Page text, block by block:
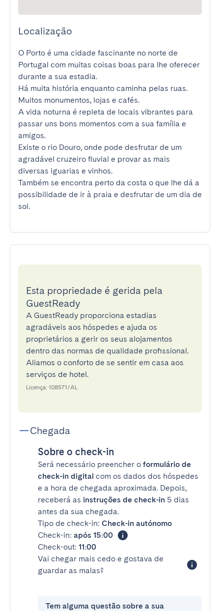
Localização
O Porto é uma cidade fascinante no norte de
Portugal com muitas coisas boas para lhe oferecer
durante a sua estadia.
Há muita história enquanto caminha pelas ruas.
Muitos monumentos, lojas e cafés.
A vida noturna é repleta de locais vibrantes para
passar uns bons momentos com a sua família e
amigos.
Existe o rio Douro, onde pode desfrutar de um
agradável cruzeiro fluvial e provar as mais
diversas iguarias e vinhos.
Também se encontra perto da costa o que lhe dá a
possibilidade de ir à praia e desfrutar de um dia de
sol.
Esta propriedade é gerida pela
GuestReady
A GuestReady proporciona estadias
agradáveis aos hóspedes e ajuda os
proprietários a gerir os seus alojamentos
dentro das normas de qualidade profissional.
Aliamos o conforto de se sentir em casa aos
serviços de hotel.
Licença: 108571/AL
Chegada
Sobre o check-in
Será necessário preencher o formulário de
check-in digital com os dados dos hóspedes
e a hora de chegada aproximada. Depois,
receberá as instruções de check-in 5 dias
antes da sua chegada.
Tipo de check-in: Check-in autónomo
Check-in: após 15:00
Check-out: 11:00
Vai chegar mais cedo e gostava de
guardar as malas?
Tem alguma questão sobre a sua